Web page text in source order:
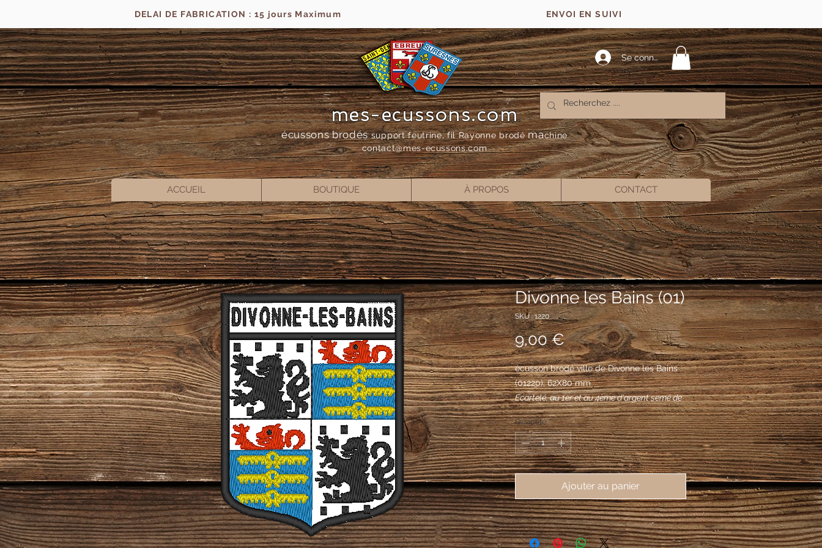
DELAI DE FABRICATION : 15 jours Maximum ENVOI EN SUIVI
Se connecter
mes-ecussons.com
écussons brodés support feutrine, fil Rayonne brodémachine
contact@mes-ecussons.com
ACCUEIL BOUTIQUE À PROPOS CONTACT
Divonne les Bains (01)
SKU : 1220
9,00 €Prix
écusson brodé ville de Divonne les Bains
(01220), 62X80 mm
Ecartelé, au 1er et au 4ème d'argent semé de
billettes de sable à un lion brochant du
même; au 2ème et au 3ème d'azur à trois
broyes d'or ; au chef d'argent chargé d'un
lion issant de gueules.
Quantité *
Ajouter au panier